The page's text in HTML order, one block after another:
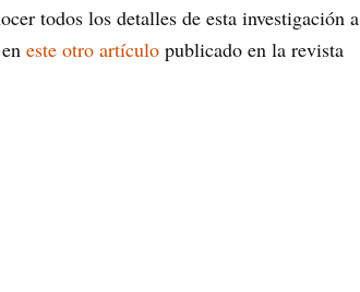
todos los detalles de esta investigación a
este otro artículo publicado en la revista